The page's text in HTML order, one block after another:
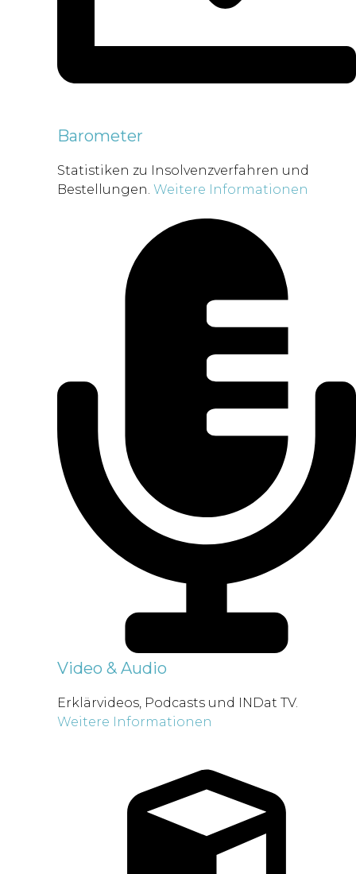
Barometer
Statistiken zu Insolvenzverfahren und
Bestellungen. Weitere Informationen
Video & Audio
Erklärvideos, Podcasts und INDat TV.
Weitere Informationen